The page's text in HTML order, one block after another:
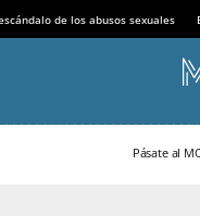
de los abusos sexuales
Pásate al